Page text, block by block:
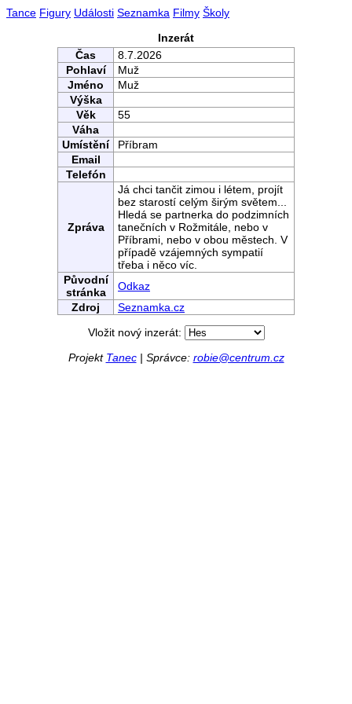
Tance Figury Události Seznamka Filmy Školy
Inzerát
Čas
8.7.2026
Pohlaví
Muž
Jméno
Muž
Výška
Věk
55
Váha
Umístění
Příbram
Email
Telefón
Zpráva
Já chci tančit zimou i létem, projít
bez starostí celým širým světem...
Hledá se partnerka do podzimních
tanečních v Rožmitále, nebo v
Příbrami, nebo v obou městech. V
případě vzájemných sympatií
třeba i něco víc.
Původní
stránka
Odkaz
Zdroj
Seznamka.cz
Vložit nový inzerát:
Projekt Tanec| Správce: robie@centrum.cz